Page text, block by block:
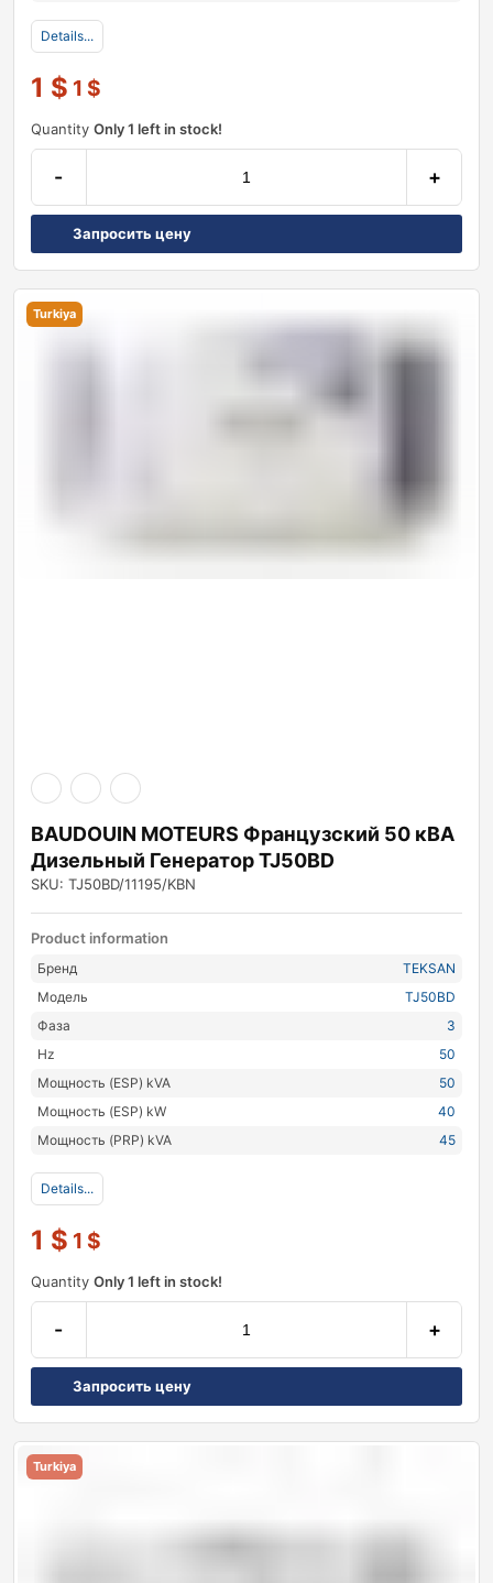
Details...
1 $ 1 $
Quantity Only 1 left in stock!
- +
Запросить цену
Turkiya
BAUDOUIN MOTEURS Французский 50 кВА
Дизельный Генератор TJ50BD
SKU: TJ50BD/11195/KBN
Product information
Бренд
TEKSAN
Модель
TJ50BD
Фаза
3
Hz
50
Мощность (ESP) kVA
50
Мощность (ESP) kW
40
Мощность (PRP) kVA
45
Details...
1 $ 1 $
Quantity Only 1 left in stock!
- +
Запросить цену
Turkiya